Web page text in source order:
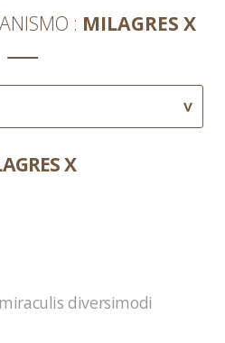
MILAGRES X
X
diversimodi